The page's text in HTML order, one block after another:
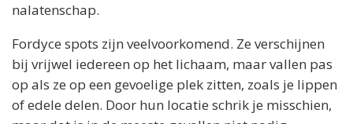
nalatenschap.
Fordyce spots zijn veelvoorkomend. Ze verschijnen
bij vrijwel iedereen op het lichaam, maar vallen pas
op als ze op een gevoelige plek zitten, zoals je lippen
of edele delen. Door hun locatie schrik je misschien,